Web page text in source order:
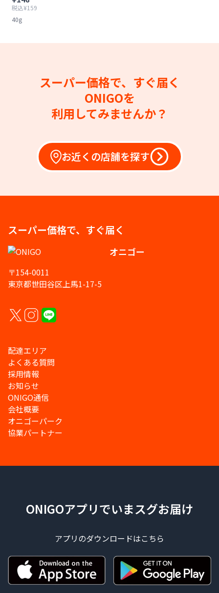
税込¥159
40g
スーパー価格で、すぐ届く
ONIGOを
利用してみませんか？
お近くの店舗を探す
スーパー価格で、すぐ届く
オニゴー
〒154-0011
東京都世田谷区上馬1-17-5
配達エリア
よくある質問
採用情報
お知らせ
ONIGO通信
会社概要
オニゴーパーク
協業パートナー
ONIGOアプリでいまスグお届け
アプリのダウンロードはこちら